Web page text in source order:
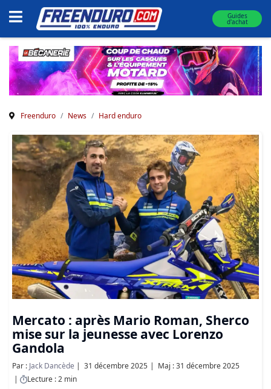
Guides
d'achat
Freenduro News Hard enduro
Mercato : après Mario Roman, Sherco
mise sur la jeunesse avec Lorenzo
Gandola
Par : Jack Dancède 31 décembre 2025
Maj : 31 décembre 2025
Lecture : 2 min